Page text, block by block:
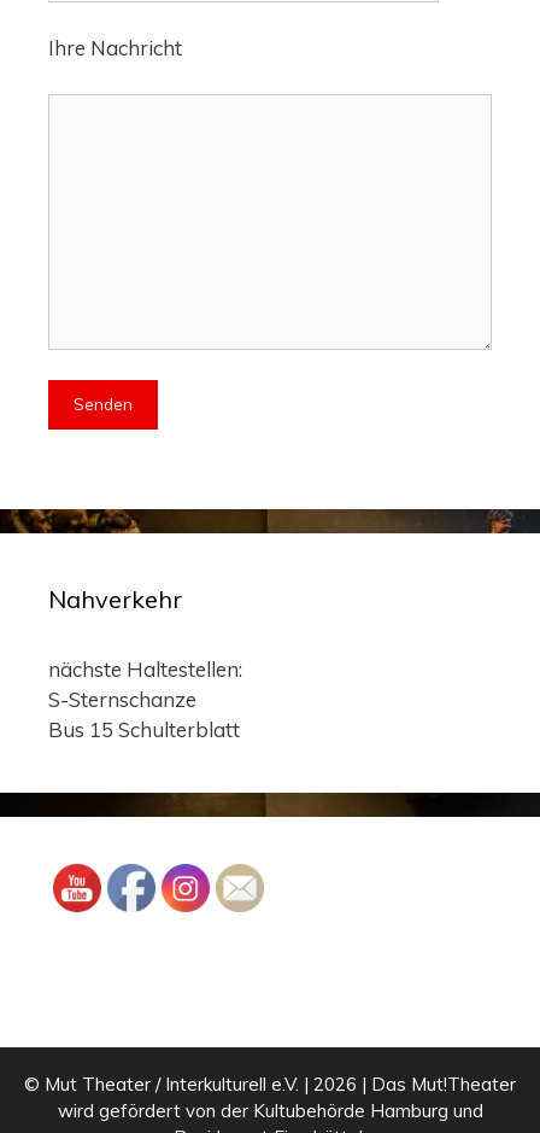
Ihre Nachricht
Nahverkehr
nächste Haltestellen:
S-Sternschanze
Bus 15 Schulterblatt
© Mut Theater / Interkulturell e.V. | 2026 | Das Mut!Theater
wird gefördert von der Kultubehörde Hamburg und